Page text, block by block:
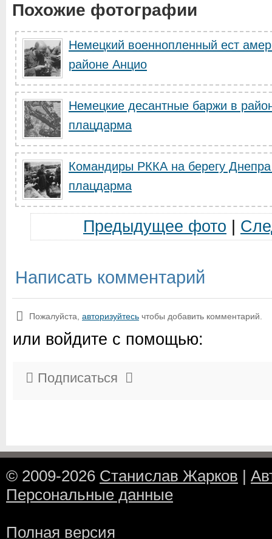
Похожие фотографии
Немецкий военнопленный ест
районе Анцио
Немецкие десантные баржи в
плацдарма
Командиры РККА на берегу Днепра
плацдарма
Предыдущее фото
Написать комментарий
Пожалуйста, авторизуйтесь чтобы добавить комментарий.
или войдите с помощью:
Подписаться
© 2009-2026 Станислав Жарков |
Персональные данные
Полная версия